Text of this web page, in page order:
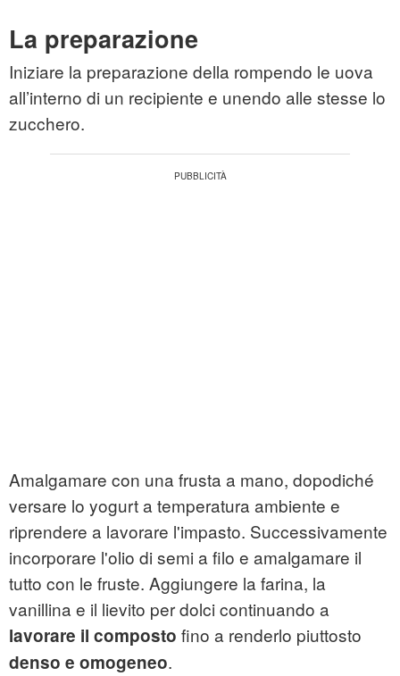
La preparazione
Iniziare la preparazione della rompendo le uova
all’interno di un recipiente e unendo alle stesse lo
zucchero.
Amalgamare con una frusta a mano, dopodiché
versare lo yogurt a temperatura ambiente e
riprendere a lavorare l'impasto. Successivamente
incorporare l'olio di semi a filo e amalgamare il
tutto con le fruste. Aggiungere la farina, la
vanillina e il lievito per dolci continuando a
lavorare il composto fino a renderlo piuttosto
denso e omogeneo.